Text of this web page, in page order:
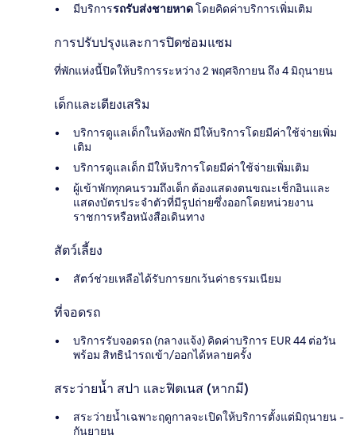
มีบริการรถรับส่งชายหาดโดยคิดค่าบริการเพิ่มเติม
การปรับปรุงและการปิดซ่อมแซม
ที่พักแห่งนี้ปิดให้บริการระหว่าง 2 พฤศจิกายน ถึง 4 มิถุนายน
เด็กและเตียงเสริม
บริการดูแลเด็กในห้องพัก มีให้บริการโดยมีค่าใช้จ่ายเพิ่ม
เติม
บริการดูแลเด็ก มีให้บริการโดยมีค่าใช้จ่ายเพิ่มเติม
ผู้เข้าพักทุกคนรวมถึงเด็ก ต้องแสดงตนขณะเช็กอินและ
แสดงบัตรประจำตัวที่มีรูปถ่ายซึ่งออกโดยหน่วยงาน
ราชการหรือหนังสือเดินทาง
สัตว์เลี้ยง
สัตว์ช่วยเหลือได้รับการยกเว้นค่าธรรมเนียม
ที่จอดรถ
บริการรับจอดรถ (กลางแจ้ง) คิดค่าบริการ EUR 44 ต่อวัน
พร้อม สิทธินำรถเข้า/ออกได้หลายครั้ง
สระว่ายน้ำ สปา และฟิตเนส (หากมี)
สระว่ายน้ำเฉพาะฤดูกาลจะเปิดให้บริการตั้งแต่มิถุนายน -
กันยายน